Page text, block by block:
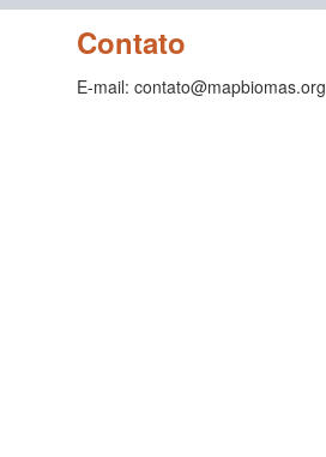
Contato
E-mail: contato@mapbiomas.org